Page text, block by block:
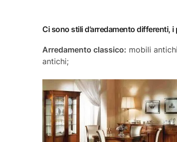
Ci sono stili d’arredamento differenti,
Arredamento classico: mobili
antichi;